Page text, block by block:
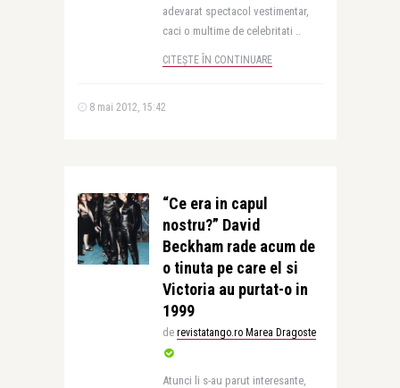
adevarat spectacol vestimentar,
caci o multime de celebritati ..
CITEȘTE ÎN CONTINUARE
8 mai 2012, 15:42
“Ce era in capul
nostru?” David
Beckham rade acum de
o tinuta pe care el si
Victoria au purtat-o in
1999
de revistatango.ro Marea Dragoste
Atunci li s-au parut interesante,